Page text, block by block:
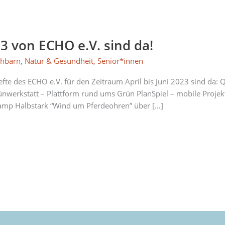
ECHO e.V. sind da!
, Natur & Gesundheit,Senior*innen
des ECHO e.V. für den Zeitraum April bis Juni 2023 sind
– Plattform rund ums Grün PlanSpiel – mobile
Halbstark “Wind um Pferdeohren” über […]